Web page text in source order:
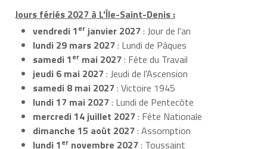
Jours fériés 2027 à L'Île-Saint-Denis :
vendredi 1er janvier 2027: Jour de l'an
lundi 29 mars 2027: Lundi de Pâques
samedi 1er mai 2027: Fête du Travail
jeudi 6 mai 2027: Jeudi de l'Ascension
samedi 8 mai 2027: Victoire 1945
lundi 17 mai 2027: Lundi de Pentecôte
mercredi 14 juillet 2027: Fête Nationale
dimanche 15 août 2027: Assomption
lundi 1er novembre 2027: Toussaint